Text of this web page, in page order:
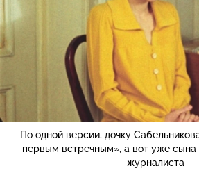
По одной версии, дочку
первым встречным», а вот уже сына
журналиста